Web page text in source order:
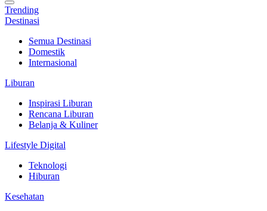
Trending
Destinasi
Semua Destinasi
Domestik
Internasional
Liburan
Inspirasi Liburan
Rencana Liburan
Belanja & Kuliner
Lifestyle Digital
Teknologi
Hiburan
Kesehatan